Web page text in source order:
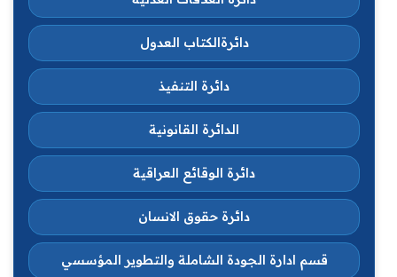
دائرةالكتاب العدول
دائرة التنفيذ
الدائرة القانونية
دائرة الوقائع العراقية
دائرة حقوق الانسان
قسم ادارة الجودة الشاملة والتطوير المؤسسي